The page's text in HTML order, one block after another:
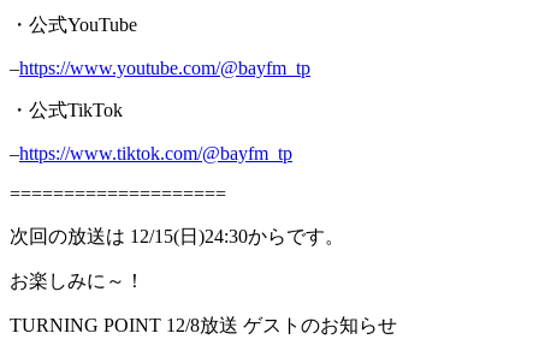
・公式YouTube
–https://www.youtube.com/@bayfm_tp
・公式TikTok
–https://www.tiktok.com/@bayfm_tp
====================
次回の放送は 12/15(日)24:30からです。
お楽しみに～！
TURNING POINT 12/8放送 ゲストのお知らせ